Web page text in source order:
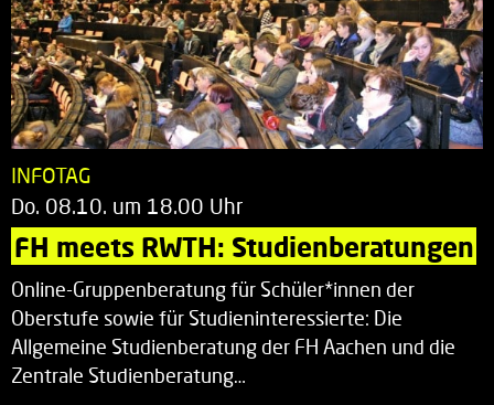
INFOTAG
Do. 08.10. um 18.00 Uhr
FH meets RWTH: Studienberatungen
Online-Gruppenberatung für Schüler*innen der
Oberstufe sowie für Studieninteressierte: Die
Allgemeine Studienberatung der FH Aachen und die
Zentrale Studienberatung…